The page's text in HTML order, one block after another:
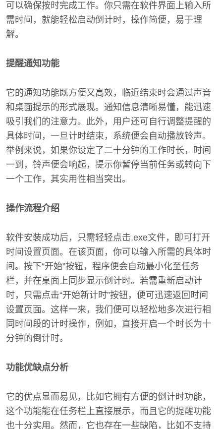
可以确保按时完成工作。你只需在软件界面上输入所
需时间，就能轻松启动倒计时，操作简便，易于理
解。
提醒通知功能
它的通知功能既方便又高效，临近结束时会通过声音
和桌面提示的形式展现。通知信息清晰易懂，能迅速
吸引我们的注意力。此外，用户还可自行调整提醒的
具体时间，一旦计时结束，系统便会自动播放铃声。
举例来说，如果你设定了二十分钟的工作时长，时间
一到，铃声便会响起，提示你暂停当前任务或转向下
一个工作，其实用性相当突出。
操作流程介绍
软件安装成功后，只需轻轻点击.exe文件，即可打开
时间设置页面。在该页面，你可以输入所需的具体时
间。按下“开始”按钮，程序便会自动最小化至任务
栏，并在桌面上同步显示倒计时。若需重新启动计
时，只需点击“开始新计时”按钮，便可迅速返回时间
设置页面。这样一来，我们便可以轻松地多次进行相
同时间段的计时操作，例如，直接开启一个时长为十
分钟的倒计时。
功能优缺点分析
它的优点显而易见，比如它拥有方便的倒计时功能，
这个功能能在任务栏上直接展示，而且它的提醒功能
也十分实用。然而，它也存在一些缺陷，比如不支持